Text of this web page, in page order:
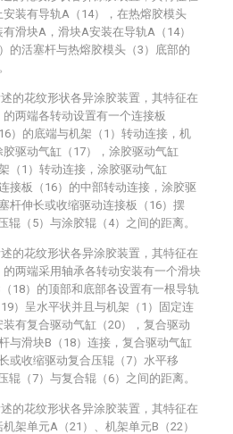
装有导轨A（14），在热熔胶模头
有滑块A，滑块A安装在导轨A（14）
的活塞杆与热熔胶模头（3）底部的
的花纹形状各异涂胶装置，其特征在
两端各转动设置有一个连接板
）的底端与机架（1）转动连接，机
驱动气缸（17），涂胶驱动气缸
（1）转动连接，涂胶驱动气缸
接板（16）的中部转动连接，涂胶驱
杆伸长或收缩驱动连接板（16）摆
辊（5）与涂胶辊（4）之间的距离。
的花纹形状各异涂胶装置，其特征在
两端采用轴承各转动安装有一个滑块
18）的顶部和底部各设置有一根导轨
）呈水平状并且与机架（1）固定连
有复合驱动气缸（20），复合驱动
与滑块B（18）连接，复合驱动气缸
或收缩驱动复合压辊（7）水平移
辊（7）与复合辊（6）之间的距离。
的花纹形状各异涂胶装置，其特征在
架单元A（21）、机架单元B（22）